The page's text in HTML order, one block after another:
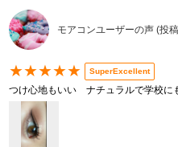
モアコンユーザーの声 (投
★★★★★ SuperExcellent
つけ心地もいい ナチュラルで学校に